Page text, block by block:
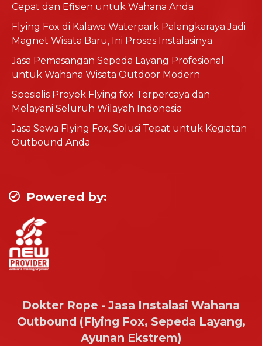
Cepat dan Efisien untuk Wahana Anda
Flying Fox di Kalawa Waterpark Palangkaraya Jadi
Magnet Wisata Baru, Ini Proses Instalasinya
Jasa Pemasangan Sepeda Layang Profesional
untuk Wahana Wisata Outdoor Modern
Spesialis Proyek Flying fox Terpercaya dan
Melayani Seluruh Wilayah Indonesia
Jasa Sewa Flying Fox, Solusi Tepat untuk Kegiatan
Outbound Anda
Powered by:
Dokter Rope - Jasa Instalasi Wahana
Outbound (Flying Fox, Sepeda Layang,
Ayunan Ekstrem)